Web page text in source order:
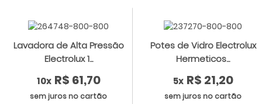
Lavadora de Alta Pressão
Electrolux 1...
10x R$ 61,70
sem juros no cartão
Potes de Vidro Electrolux
Hermeticos...
5x R$ 21,20
sem juros no cartão